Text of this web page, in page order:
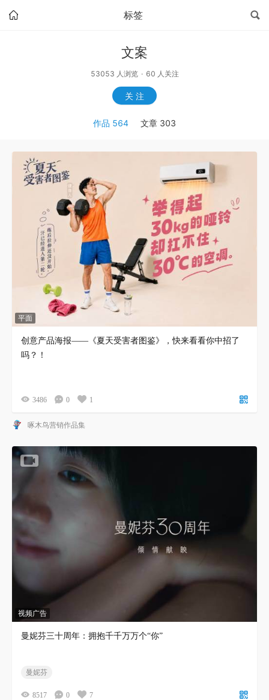
标签
文案
53053 人浏览 · 60 人关注
关 注
作品 564 文章 303
平面
创意产品海报——《夏天受害者图鉴》，快来看看你中招了
吗？！
3486 0 1
啄木鸟营销作品集
视频广告
曼妮芬三十周年：拥抱千千万万个“你”
曼妮芬
8517 0 7